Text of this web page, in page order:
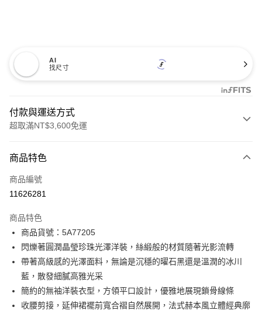
AI
找尺寸
付款與運送方式
超取滿NT$3,600免運
信用卡一次付款
信用卡分期付款
合作金庫商業銀行
華南商業銀行
上海商業儲蓄銀行
台北富邦商業銀行
國泰世華商業銀行
兆豐國際商業銀行
臺灣中小企業銀行
匯豐（台灣）商業銀行
華泰商業銀行
聯邦商業銀行
遠東國際商業銀行
元大商業銀行
永豐商業銀行
LINE Pay
Apple Pay
街口支付
AFTEE先享後付
相關說明
商品特色
商品編號
11626281
商品特色
商品貨號：5A77205
閃爍著圓潤晶瑩珍珠光澤洋裝，絲緞般的材質隨著光影流轉
帶著高級感的光澤面料，無論是沉穩的曜石黑還是溫潤的冰川
藍，散發細膩高雅光采
簡約的無袖洋裝衣型，方領平口設計，優雅地展現鎖骨線條
收腰剪接，延伸裙襬前寬合褶自然展開，法式赫本風立體經典廓